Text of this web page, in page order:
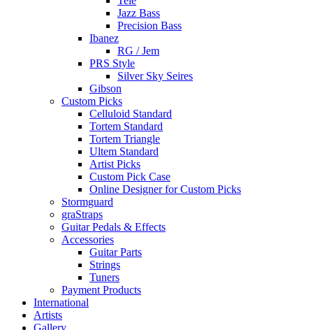
Jazz Bass
Precision Bass
Ibanez
RG / Jem
PRS Style
Silver Sky Seires
Gibson
Custom Picks
Celluloid Standard
Tortem Standard
Tortem Triangle
Ultem Standard
Artist Picks
Custom Pick Case
Online Designer for Custom Picks
Stormguard
graStraps
Guitar Pedals & Effects
Accessories
Guitar Parts
Strings
Tuners
Payment Products
International
Artists
Gallery